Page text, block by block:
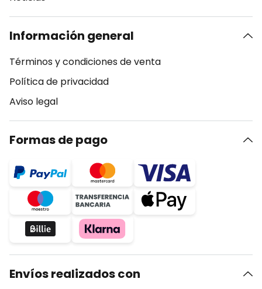
Información general
Términos y condiciones de venta
Política de privacidad
Aviso legal
Formas de pago
Envíos realizados con